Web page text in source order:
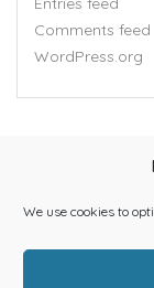
We use cookies to
Comments feed
WordPress.org